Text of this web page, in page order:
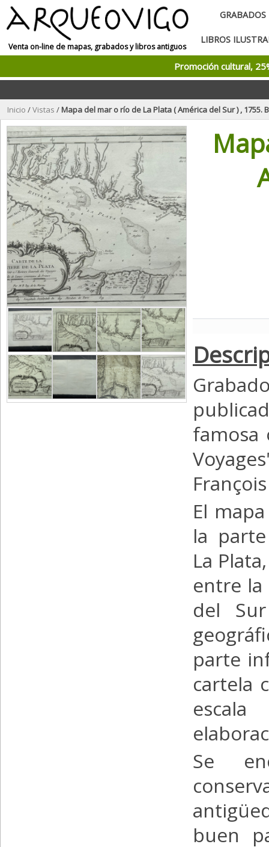
Venta on-line de mapas, grabados y libros antiguos
GRABADOS
LIBROS
Promoción cultural,
Inicio /Vistas /Mapa del mar o río de La Plata ( América del Sur ) , 1755.
famosa
El
la
La
entre la
del
parte
cartela
Se
buen